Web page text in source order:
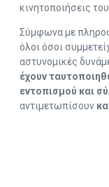
κινητοποιήσεις
Σύμφωνα με
όλοι όσοι
αστυνομικές
έχουν
εντοπισμού και
αντιμετωπίσουν